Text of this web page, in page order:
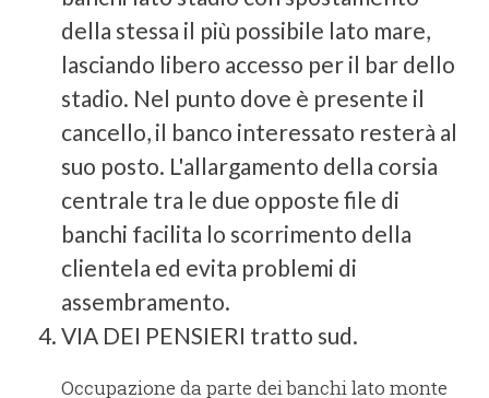
della stessa il più possibile lato mare,
lasciando libero accesso per il bar dello
stadio. Nel punto dove è presente il
cancello, il banco interessato resterà al
suo posto. L'allargamento della corsia
centrale tra le due opposte file di
banchi facilita lo scorrimento della
clientela ed evita problemi di
assembramento.
VIA DEI PENSIERI tratto sud.
Occupazione da parte dei banchi lato monte